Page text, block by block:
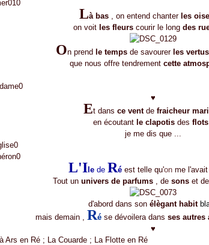
Là bas, on entend chanter les
on voit les fleurs courir le long des
On prend le tempsde savourer les
que nous offre tendrement cette
♥
Et dans ce ventde fraicheur
en écoutant le clapotis des flots
je me dis que ...
L'Ilede Ré est telle qu'onme l'avait
Tout un univers de parfums , de sons et de
d'abord dans son élègant habit
mais demain , Ré se dévoilera dans ses autres
♥
Ars en Ré ; La Couarde ; La Flotte en Ré